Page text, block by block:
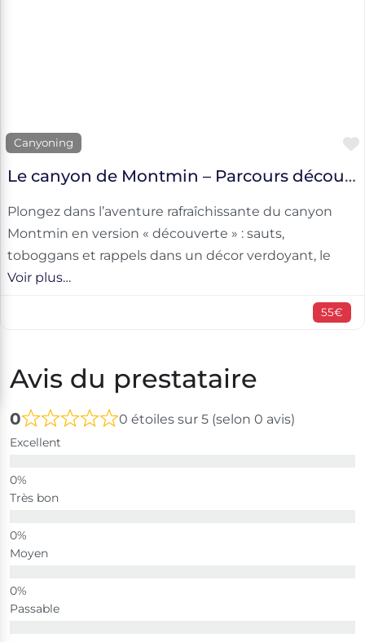
Canyoning
Le canyon de Montmin – Parcours découverte
Plongez dans l’aventure rafraîchissante du canyon
Montmin en version « découverte » : sauts,
toboggans et rappels dans un décor verdoyant, le
Voir plus…
55€
Avis du prestataire
0 0 étoiles sur 5 (selon 0 avis)
Excellent
Très bon
Moyen
Passable